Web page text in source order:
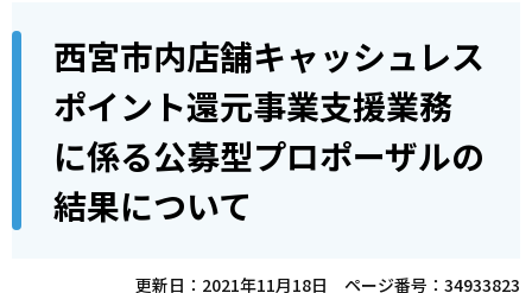
ジ
プロポーザル等結果公表
プロポーザルの結果について
西宮市内店舗キャッシュレス
ポイント還元事業支援業務
に係る公募型プロポーザルの
結果について
更新日：2021年11月18日
ページ番号：34933823